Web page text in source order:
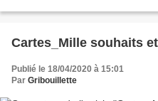
Cartes_Mille souhaits
Publié le 18/04/2020 à 15:01
Par Gribouillette